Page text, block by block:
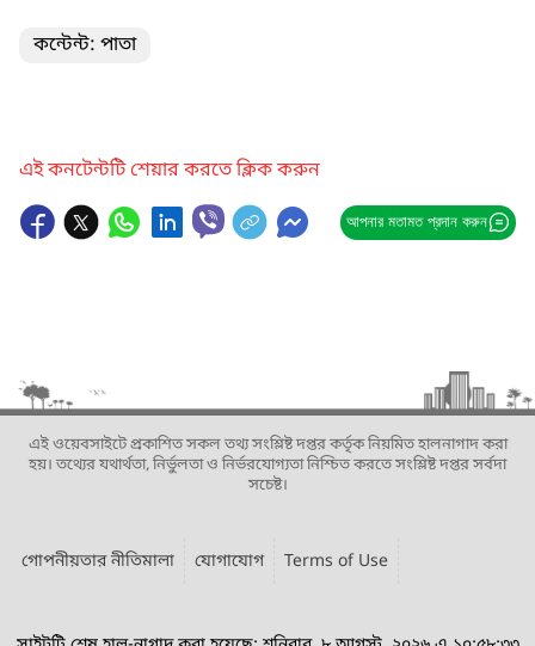
কন্টেন্ট: পাতা
এই কনটেন্টটি শেয়ার করতে ক্লিক করুন
আপনার মতামত প্রদান করুন
এই ওয়েবসাইটে প্রকাশিত সকল তথ্য সংশ্লিষ্ট দপ্তর কর্তৃক নিয়মিত হালনাগাদ করা
হয়। তথ্যের যথার্থতা, নির্ভুলতা ও নির্ভরযোগ্যতা নিশ্চিত করতে সংশ্লিষ্ট দপ্তর সর্বদা
সচেষ্ট।
গোপনীয়তার নীতিমালা যোগাযোগ Terms of Use